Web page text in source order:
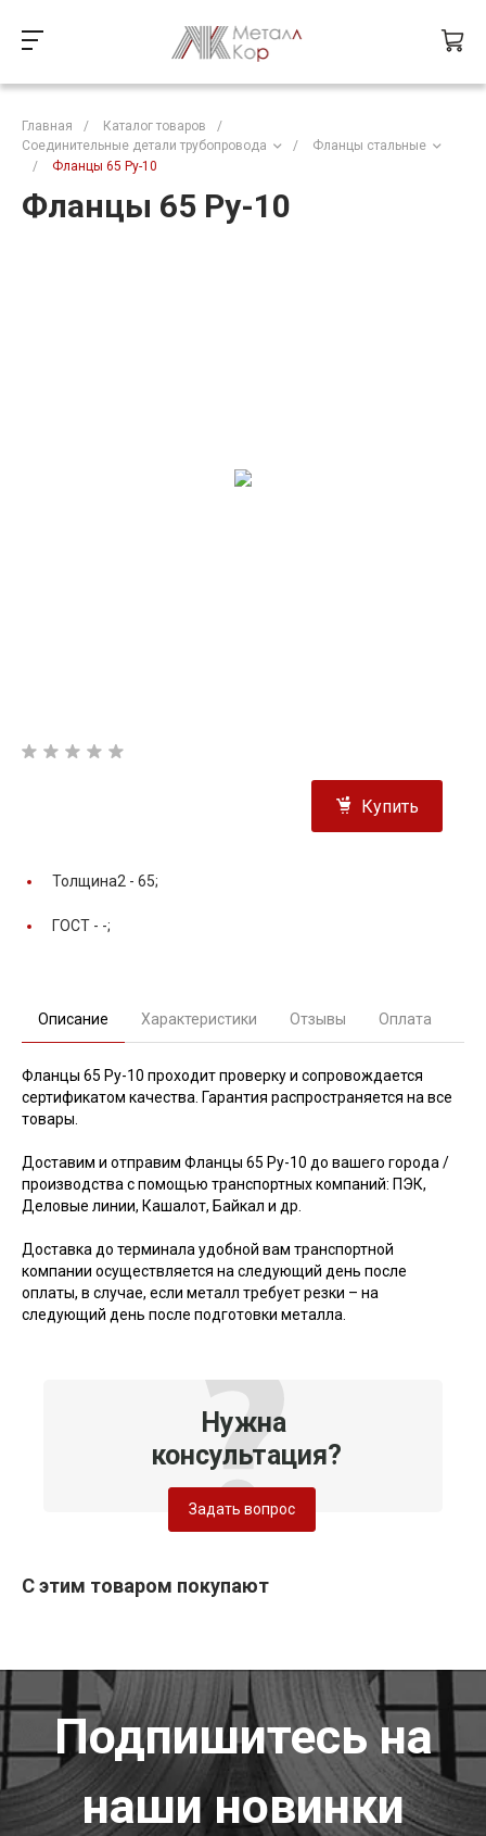
Главная / Каталог товаров
/
Соединительные детали трубопровода
/
Фланцы стальные
/
Фланцы 65 Ру-10
Фланцы 65 Ру-10
Купить
Толщина2 - 65;
ГОСТ - -;
Описание Характеристики Отзывы Оплата
Фланцы 65 Ру-10 проходит проверку и сопровождается
сертификатом качества. Гарантия распространяется на все
товары.
Доставим и отправим Фланцы 65 Ру-10 до вашего города /
производства с помощью транспортных компаний: ПЭК,
Деловые линии, Кашалот, Байкал и др.
Доставка до терминала удобной вам транспортной
компании осуществляется на следующий день после
оплаты, в случае, если металл требует резки – на
следующий день после подготовки металла.
Нужна
консультация?
Задать вопрос
С этим товаром покупают
Подпишитесь на
наши новинки